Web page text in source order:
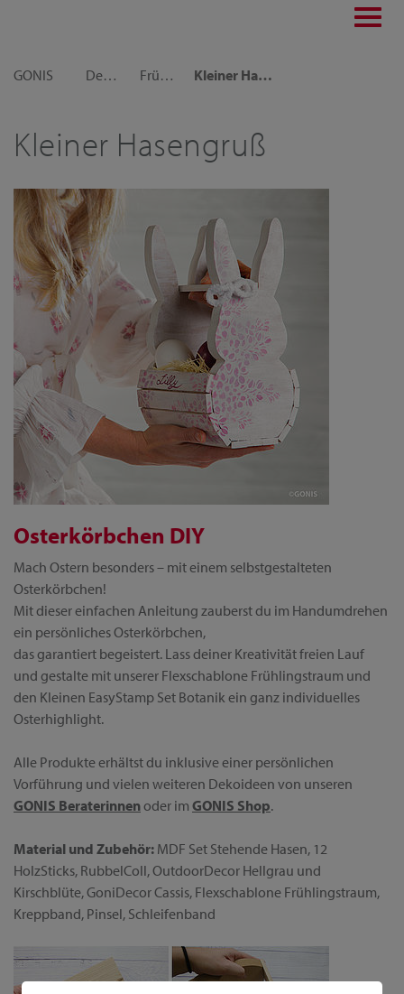
GONIS
Dekoideen Frühlings- und Osterdekoration Kleiner Hasengruß
Kleiner Hasengruß
Osterkörbchen DIY
Mach Ostern besonders – mit einem selbstgestalteten
Osterkörbchen!
Mit dieser einfachen Anleitung zauberst du im Handumdrehen
ein persönliches Osterkörbchen,
das garantiert begeistert. Lass deiner Kreativität freien Lauf
und gestalte mit unserer Flexschablone Frühlingstraum und
den Kleinen EasyStamp Set Botanik ein ganz individuelles
Osterhighlight.
Alle Produkte erhältst du inklusive einer persönlichen
Vorführung und vielen weiteren Dekoideen von unseren
GONIS Beraterinnenoder im GONIS Shop.
Material und Zubehör: MDF Set Stehende Hasen, 12
HolzSticks, RubbelColl, OutdoorDecor Hellgrau und
Kirschblüte, GoniDecor Cassis, Flexschablone Frühlingstraum,
Kreppband, Pinsel, Schleifenband